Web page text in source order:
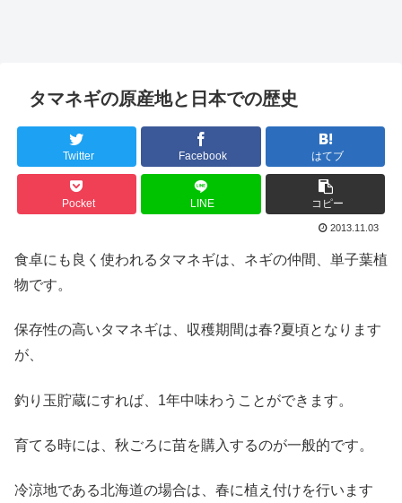
タマネギの原産地と日本での歴史
Twitter Facebook はてブ
Pocket LINE コピー
2013.11.03
食卓にも良く使われるタマネギは、ネギの仲間、単子葉植
物です。
保存性の高いタマネギは、収穫期間は春?夏頃となります
が、
釣り玉貯蔵にすれば、1年中味わうことができます。
育てる時には、秋ごろに苗を購入するのが一般的です。
冷涼地である北海道の場合は、春に植え付けを行います